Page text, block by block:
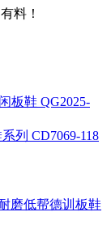
料！
板鞋 QG2025-
列 CD7069-118
磨低帮德训板鞋